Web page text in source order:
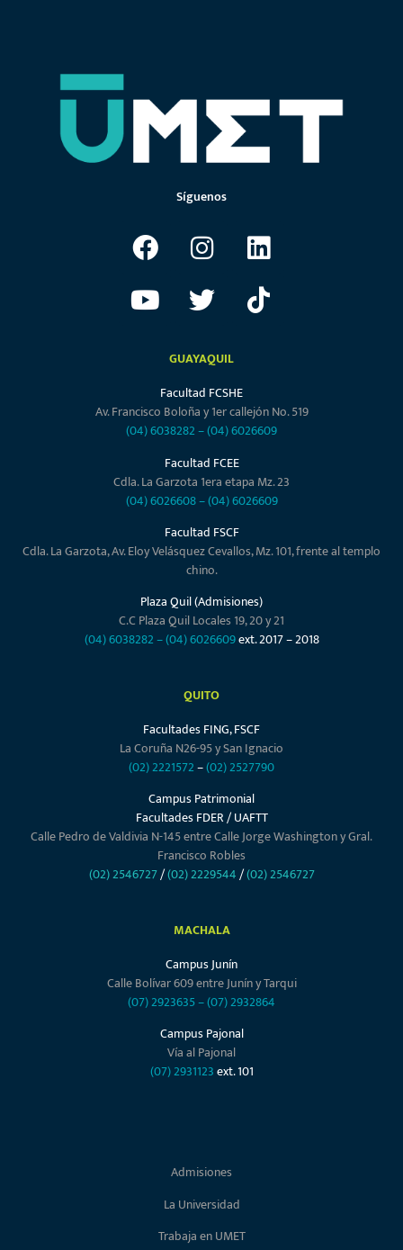
Síguenos
GUAYAQUIL
Facultad FCSHE
Av. Francisco Boloña y 1er callejón No. 519
(04) 6038282–(04) 6026609
Facultad FCEE
Cdla. La Garzota 1era etapa Mz. 23
(04) 6026608–(04) 6026609
Facultad FSCF
Cdla. La Garzota, Av. Eloy Velásquez Cevallos, Mz. 101, frente al templo
chino.
Plaza Quil (Admisiones)
C.C Plaza Quil Locales 19, 20 y 21
(04) 6038282–(04) 6026609ext. 2017 – 2018
QUITO
Facultades FING, FSCF
La Coruña N26-95 y San Ignacio
(02) 2221572–(02) 2527790
Campus Patrimonial
Facultades FDER / UAFTT
Calle Pedro de Valdivia N-145 entre Calle Jorge Washington y Gral.
Francisco Robles
(02) 2546727/(02) 2229544/(02) 2546727
MACHALA
Campus Junín
Calle Bolívar 609 entre Junín y Tarqui
(07) 2923635–(07) 2932864
Campus Pajonal
Vía al Pajonal
(07) 2931123ext. 101
Admisiones
La Universidad
Trabaja en UMET